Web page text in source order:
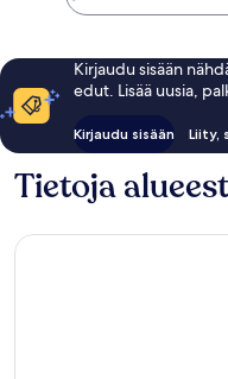
Kirjaudu sisään
edut. Lisää uusia,
Kirjaudu sisään Liity,
Tietoja